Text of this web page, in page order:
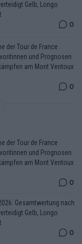
Gelb, Longo
0
der Tour de France
und Prognosen
am Mont Ventoux
0
der Tour de France
und Prognosen
am Mont Ventoux
0
Gesamtwertung nach
Gelb, Longo
0